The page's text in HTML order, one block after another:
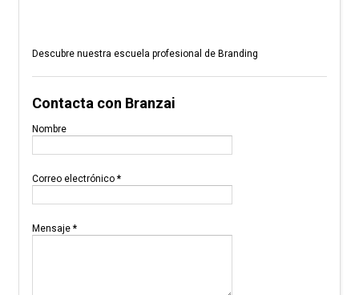
Descubre nuestra escuela profesional de Branding
Contacta con Branzai
Nombre
Correo electrónico *
Mensaje *